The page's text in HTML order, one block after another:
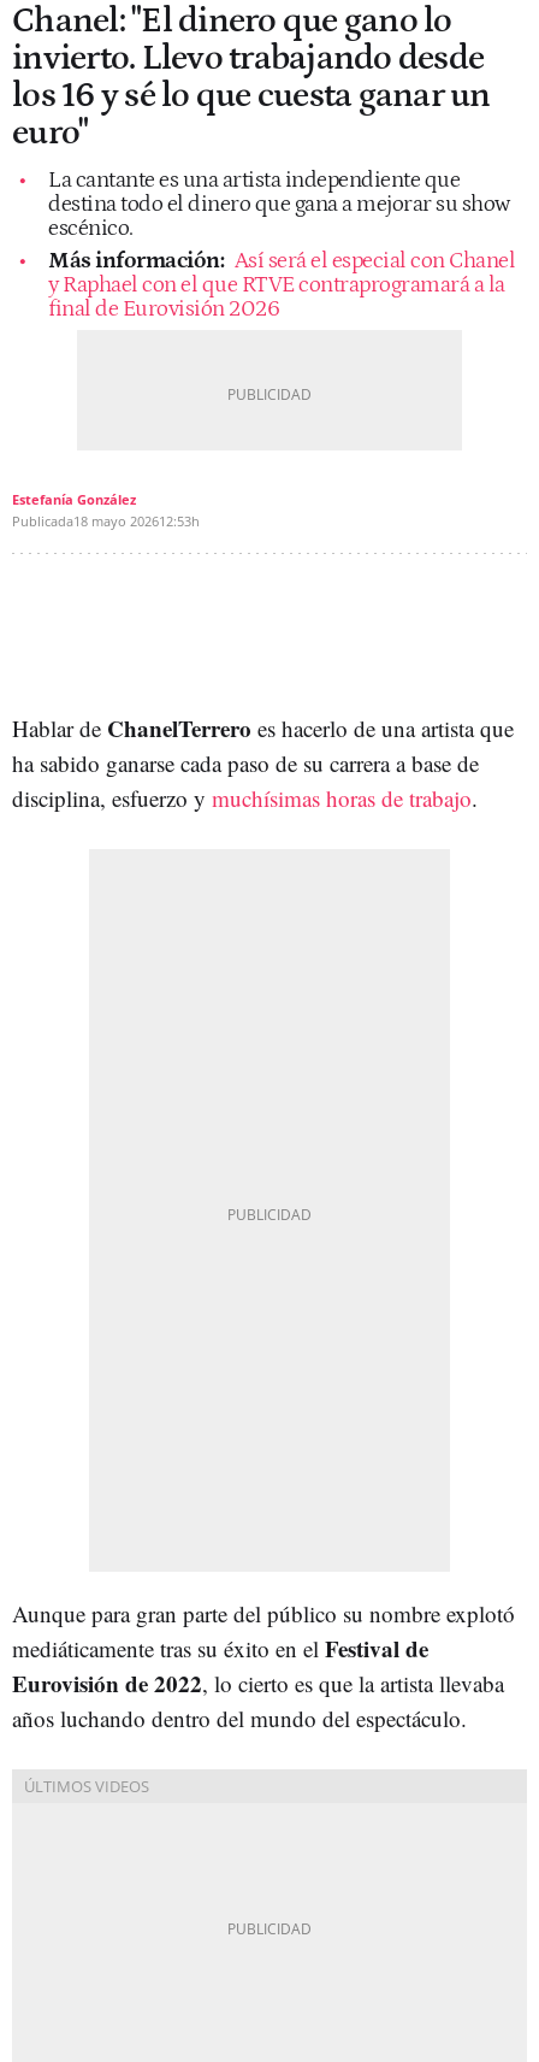
Chanel: "El dinero que gano lo
invierto. Llevo trabajando desde
los 16 y sé lo que cuesta ganar un
euro"
La cantante es una artista independiente que
destina todo el dinero que gana a mejorar su show
escénico.
Más información: Así será el especial con Chanel
y Raphael con el que RTVE contraprogramará a la
final de Eurovisión 2026
Estefanía González
Publicada18 mayo 202612:53h
Hablar de ChanelTerrero es hacerlo de una artista que
ha sabido ganarse cada paso de su carrera a base de
disciplina, esfuerzo y muchísimas horas de trabajo.
Aunque para gran parte del público su nombre explotó
mediáticamente tras su éxito en el Festival de
Eurovisión de 2022, lo cierto es que la artista llevaba
años luchando dentro del mundo del espectáculo.